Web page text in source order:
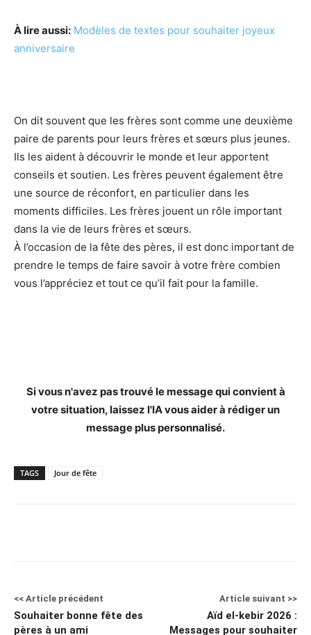
À lire aussi: Modèles de textes pour souhaiter joyeux
anniversaire
On dit souvent que les frères sont comme une deuxième
paire de parents pour leurs frères et sœurs plus jeunes.
Ils les aident à découvrir le monde et leur apportent
conseils et soutien. Les frères peuvent également être
une source de réconfort, en particulier dans les
moments difficiles. Les frères jouent un rôle important
dans la vie de leurs frères et sœurs.
À l’occasion de la fête des pères, il est donc important de
prendre le temps de faire savoir à votre frère combien
vous l’appréciez et tout ce qu’il fait pour la famille.
Si vous n'avez pas trouvé le message qui convient à
votre situation, laissez l'IA vous aider à rédiger un
message plus personnalisé.
TAGS Jour de fête
<< Article précédent
Souhaiter bonne fête des
pères à un ami
Article suivant >>
Aïd el-kebir 2026 :
Messages pour souhaiter